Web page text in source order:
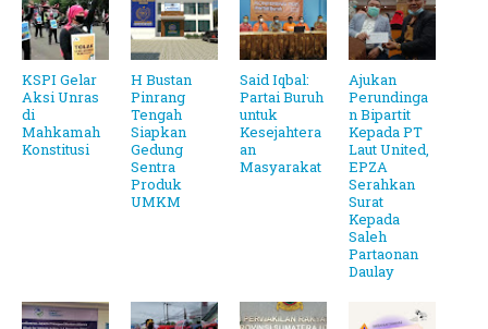
KSPI Gelar
Aksi Unras
di
Mahkamah
Konstitusi
H Bustan
Pinrang
Tengah
Siapkan
Gedung
Sentra
Produk
UMKM
Said Iqbal:
Partai Buruh
untuk
Kesejahtera
an
Masyarakat
Ajukan
Perundinga
n Bipartit
Kepada PT
Laut United,
EPZA
Serahkan
Surat
Kepada
Saleh
Partaonan
Daulay